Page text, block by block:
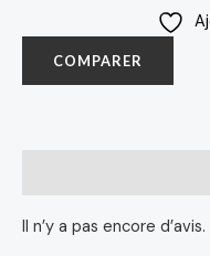
COMPARER
Il n’y a pas encore d’avis.